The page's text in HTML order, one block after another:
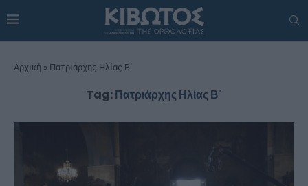
Αρχική » Πατριάρχης Ηλίας Β΄
Tag:Πατριάρχης Ηλίας Β΄